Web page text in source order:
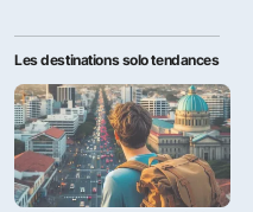
Les destinations solo tendances